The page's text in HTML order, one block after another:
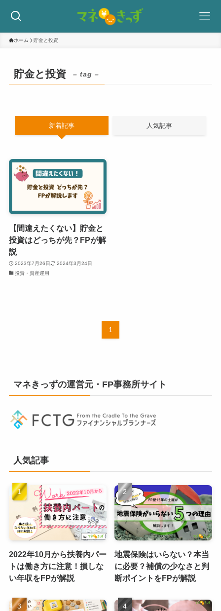
ホーム 貯金と投資
貯金と投資 – tag –
新着記事 人気記事
【間違えたくない】貯金と
投資はどっちが先？FPが解
説
2023年7月26日
2024年3月24日
投資・資産運用
1
マネきっずの運営元・FP事務所サイト
人気記事
2022年10月から扶養内パー
トは働き方に注意！損しな
い年収をFPが解説
地震保険はいらない？本当
に必要？補償の少なさと判
断ポイントをFPが解説